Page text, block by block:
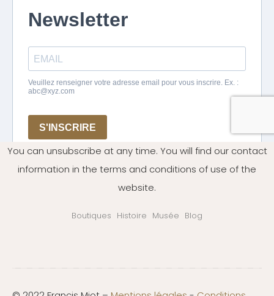
You can unsubscribe at any time. You will find our contact
information in the terms and conditions of use of the
website.
Boutiques Histoire Musée Blog